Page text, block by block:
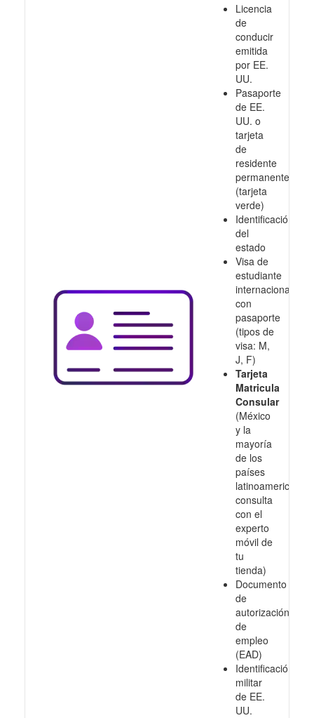
Licencia
de
conducir
emitida
por EE.
UU.
Pasaporte
de EE.
UU. o
tarjeta
de
residente
permanente
(tarjeta
verde)
Identificación
del
estado
Visa de
estudiante
internacional
con
pasaporte
(tipos de
visa: M,
J, F)
Tarjeta
Matricula
Consular
(México
y la
mayoría
de los
países
latinoamericanos,
consulta
con el
experto
móvil de
tu
tienda)
Documento
de
autorización
de
empleo
(EAD)
Identificación
militar
de EE.
UU.